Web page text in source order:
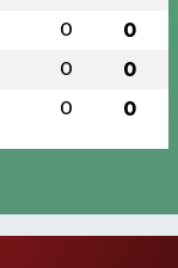
0 0
0 0
0 0